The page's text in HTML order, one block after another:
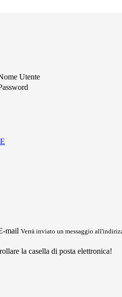
Utente
mail Verrà inviato un messaggio
la casella di posta elettronica!